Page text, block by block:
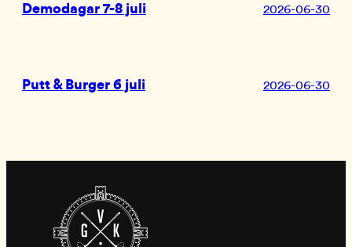
Demodagar 7-8 juli 2026-06-30
Putt & Burger 6 juli 2026-06-30